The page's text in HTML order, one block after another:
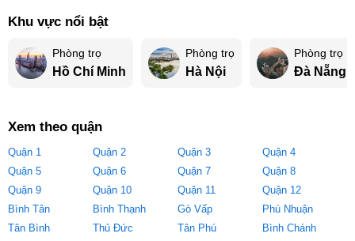
Khu vực nổi bật
Phòng trọ
Hồ Chí Minh
Phòng trọ
Hà Nội
Phòng trọ
Đà Nẵng
Xem theo quận
Quận 1 Quận 2 Quận 3
Quận 4
Quận 5
Quận 6 Quận 7
Quận 8
Quận 9
Quận 10 Quận 11
Quận 12
Bình Tân
Bình Thạnh Gò Vấp
Phú Nhuận
Tân Bình
Thủ Đức Tân Phú
Bình Chánh